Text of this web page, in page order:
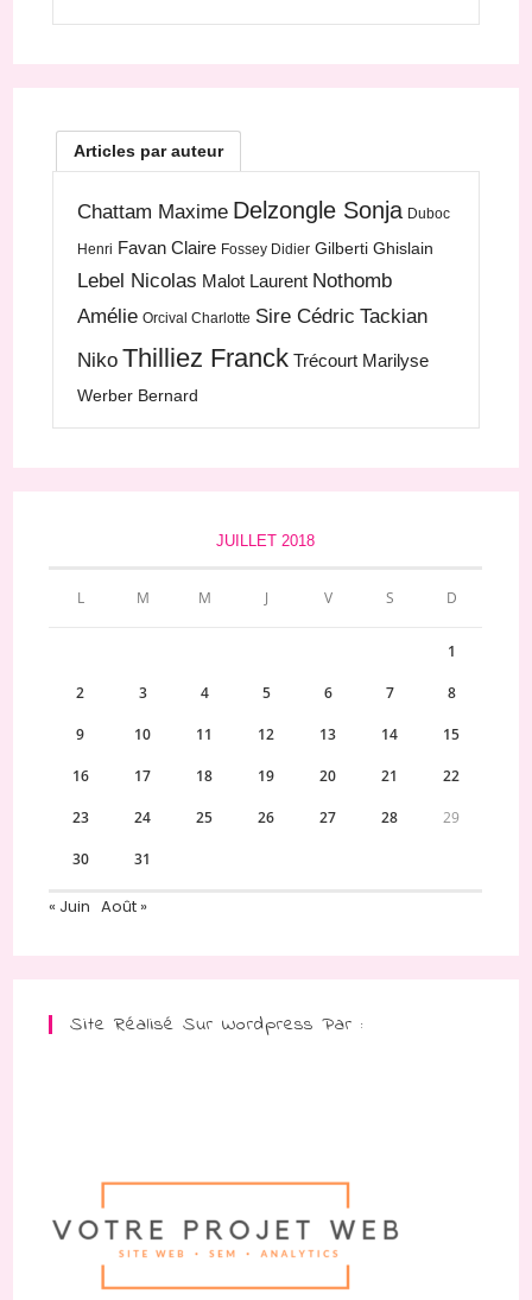
Articles par auteur
Chattam Maxime Delzongle Sonja Duboc
Henri Favan Claire Fossey Didier Gilberti Ghislain
Lebel Nicolas Malot Laurent Nothomb
Amélie Orcival Charlotte Sire Cédric Tackian
Niko Thilliez Franck Trécourt Marilyse
Werber Bernard
JUILLET 2018
L M M J V S D
1
2 3 4 5 6 7 8
9 10 11 12 13 14 15
16 17 18 19 20 21 22
23 24 25 26 27 28 29
30 31
« Juin Août »
Site Réalisé Sur Wordpress Par :